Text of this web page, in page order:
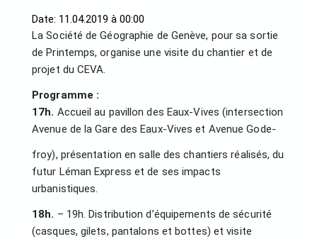
Date: 11.04.2019 à 00:00
La Société de Géographie de Genève, pour sa sortie
de Printemps, organise une visite du chantier et de
projet du CEVA.
Programme :
17h. Accueil au pavillon des Eaux-Vives (intersection
Avenue de la Gare des Eaux-Vives et Avenue Gode-
froy), présentation en salle des chantiers réalisés, du
futur Léman Express et de ses impacts
urbanistiques.
18h. – 19h. Distribution d’équipements de sécurité
(casques, gilets, pantalons et bottes) et visite